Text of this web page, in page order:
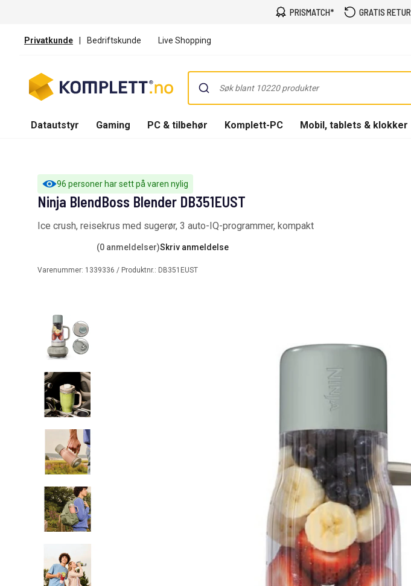
PRISMATCH* GRATIS RETUR
Privatkunde | Bedriftskunde Live Shopping
Datautstyr Gaming PC & tilbehør Komplett-PC Mobil, tablets & klokker
96 personer har sett på varen nylig
Ninja BlendBoss Blender DB351EUST
Ice crush, reisekrus med sugerør, 3 auto-IQ-programmer, kompakt
(0 anmeldelser)Skriv anmeldelse
Varenummer: 1339336 / Produktnr.: DB351EUST